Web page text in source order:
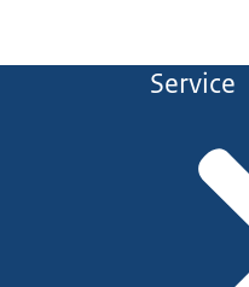
Service